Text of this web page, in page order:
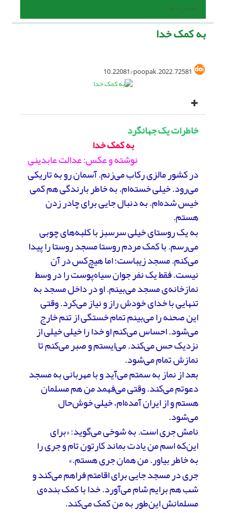
تماس با ما
به کمک خدا
10.22081/poopak.2022.72581
خاطرات یک جهانگرد
به کمک خدا
نوشته و عکس: عدالت عابدینی
در کشور مالزی رکاب می‌زنم. آسمان رو به تاریکی
می‌رود. خیلی خسته‌ام. به خاطر بارندگی هم کمی
خیس شده‌ام. به دنبال جایی برای چادر زدن
هستم.
به یک روستای خیلی سرسبز با کلبه‌های چوبی
می‌رسم. با کمک مردم روستا مسجد روستا را پیدا
می‌کنم. مسجد زیباست؛ اما هیچ‌کس در آن
نیست. فقط یک نفر جوان سیاه‌پوست را در وسط
نمازخانه‌ی مسجد می‌بینم. او در داخل مسجد به
تنهایی با خدای خودش راز و نیاز می‌کرد. وقتی
این صحنه را می‌بینم تمام خستگی از تنم خارج
می‌شود. احساس می‌کنم او خدا را خیلی خیلی از
نزدیک حس می‌کند. می‌ایستم و صبر می‌کنم تا
نمازش تمام می‌شود.
بعد از نماز به سمتم می‌آید و با مهربانی به مسجد
دعوتم می‌کند. وقتی می‌فهمد من هم مسلمان
هستم و از ایران آمده‌ام، خیلی خوش‌حال
می‌شود.
نامش جری است. به شوخی می‌گوید: «برای
این‌که اسم من یادت بماند کارتون تام و جری را
به خاطر بیاور. من همان جری هستم.»
جری در مسجد جایی برای اقامتم فراهم می‌کند و
شب هم برایم شام می‌آورد. خدا با کمک بنده‌ی
مسلمانش این‌طور به من کمک می‌کند.